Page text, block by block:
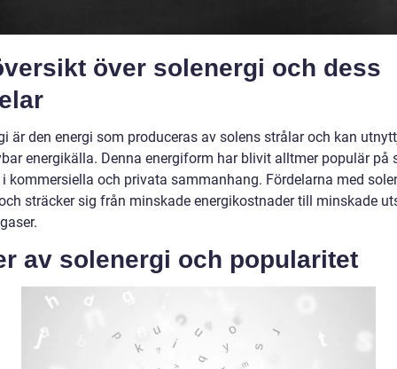
över solenergi och dess
är den energi som produceras av solens strålar och kan
energikälla. Denna energiform har blivit alltmer populär på
i kommersiella och privata sammanhang. Fördelarna med
sträcker sig från minskade energikostnader till minskade
av solenergi och popularitet